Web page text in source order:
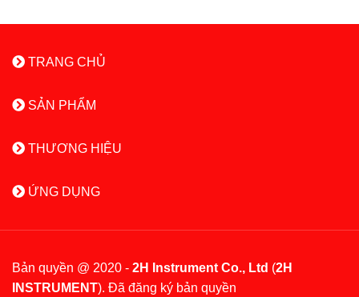
TRANG CHỦ
SẢN PHẨM
THƯƠNG HIỆU
ỨNG DỤNG
Bản quyền @ 2020 - 2H Instrument Co., Ltd (2H
INSTRUMENT). Đã đăng ký bản quyền